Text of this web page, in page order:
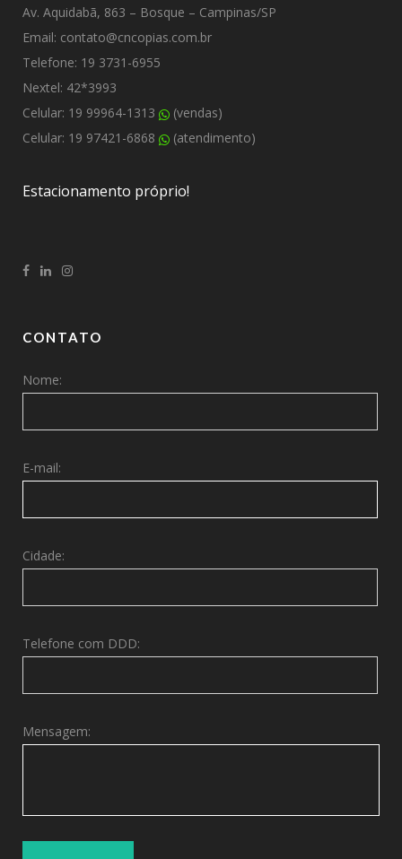
Av. Aquidabã, 863 – Bosque – Campinas/SP
Email: contato@cncopias.com.br
Telefone: 19 3731-6955
Nextel: 42*3993
Celular: 19 99964-1313
(vendas)
Celular: 19 97421-6868
(atendimento)
Estacionamento próprio!
CONTATO
Nome:
E-mail:
Cidade:
Telefone com DDD:
Mensagem: